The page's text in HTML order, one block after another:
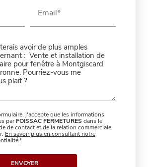
Email*
j'accepte que les informations
par FOISSAC FERMETURES dans le
de contact et de la relation commerciale
En savoir plus en consultant notre
*